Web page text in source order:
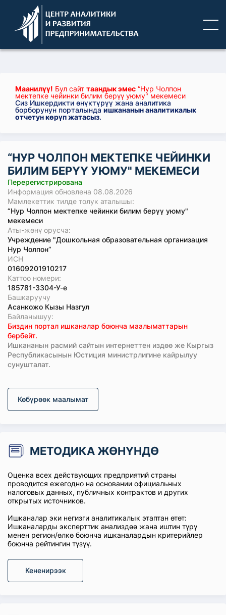
Маанилүү! Бул сайт таандык эмес “Нур Чолпон
мектепке чейинки билим берүү уюму" мекемеси
Сиз Ишкердикти өнүктүрүү жана аналитика
борборунун порталындаишкананын аналитикалык
отчетун көрүп жатасыз.
“НУР ЧОЛПОН МЕКТЕПКЕ ЧЕЙИНКИ
БИЛИМ БЕРҮҮ УЮМУ" МЕКЕМЕСИ
Перерегистрирована
Информация обновлена 08.08.2026
Мамлекеттик тилде толук аталышы:
“Нур Чолпон мектепке чейинки билим берүү уюму"
мекемеси
Аты-жөнү орусча:
Учреждение "Дошкольная образовательная организация
Нур Чолпон”
ИСН
01609201910217
Каттоо номери:
185781-3304-У-е
Башкаруучу
Асанкожо Кызы Назгул
Байланышуу:
Биздин портал ишканалар боюнча маалыматтарын
бербейт.
Ишкананын расмий сайтын интернеттен издөө же Кыргыз
Республикасынын Юстиция министрлигине кайрылуу
сунушталат.
Көбүрөөк маалымат
МЕТОДИКА ЖӨНҮНДӨ
Оценка всех действующих предприятий страны
проводится ежегодно на основании официальных
налоговых данных, публичных контрактов и других
открытых источников.
Ишканалар эки негизги аналитикалык этаптан өтөт:
Ишканаларды эксперттик анализдөө жана иштин түрү
менен регион/өлкө боюнча ишканалардын критерийлер
боюнча рейтингин түзүү.
Кененирээк